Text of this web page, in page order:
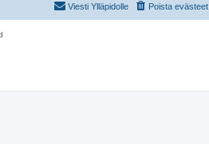
Poista evästeet
Viesti Ylläpidolle